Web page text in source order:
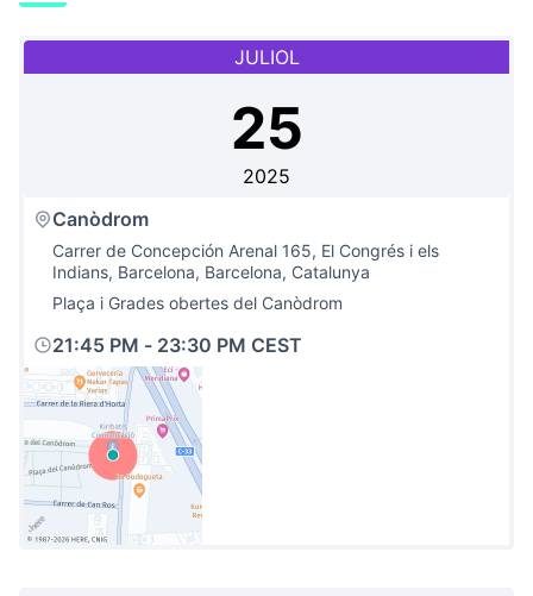
JULIOL
25
2025
Canòdrom
Carrer de Concepción Arenal 165, El Congrés i els
Indians, Barcelona, Barcelona, Catalunya
Plaça i Grades obertes del Canòdrom
21:45 PM - 23:30 PM CEST